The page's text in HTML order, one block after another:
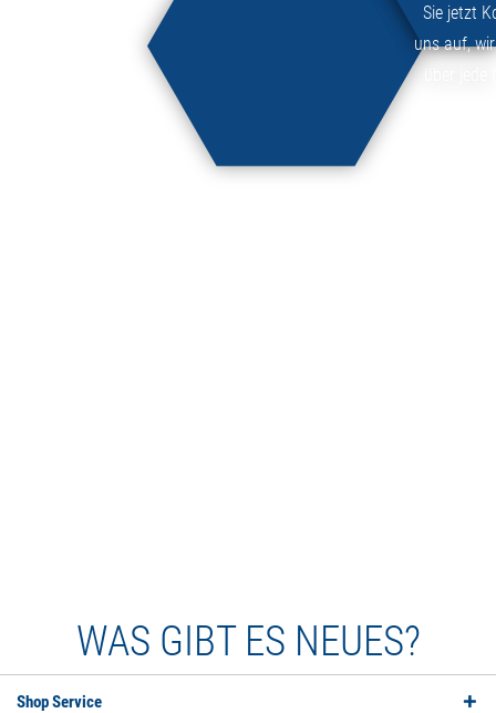
Sie jetzt
uns auf,
WAS GIBT ES NEUES?
Shop Service